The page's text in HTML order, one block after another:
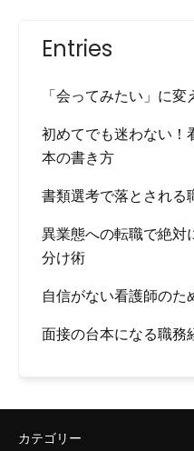
Entries
「会ってみたい」に
初めてでも迷わない！
本の書き方
書類選考で落とされる
異業態への転職で絶対
分け術
自信がない看護師のた
面接の台本になる職務
カテゴリー